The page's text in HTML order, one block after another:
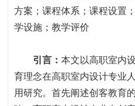
方案；课程体系；课程设置
学设施；教学评价
引言 ：本文以高职室内
育理念在高职室内设计专业
用研究。首先阐述创客教育